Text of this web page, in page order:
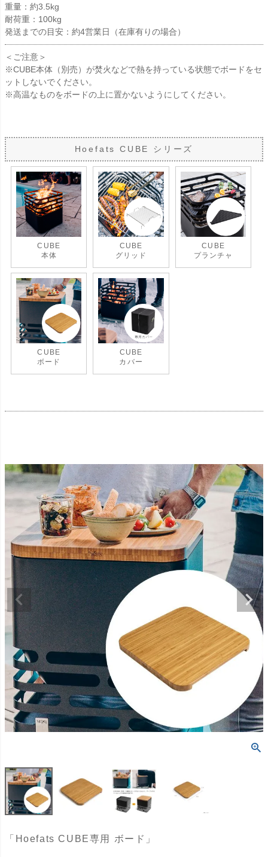
重量：約3.5kg
耐荷重：100kg
発送までの目安：約4営業日（在庫有りの場合）
＜ご注意＞
※CUBE本体（別売）が焚火などで熱を持っている状態でボードをセ
ットしないでください。
※高温なものをボードの上に置かないようにしてください。
Hoefats CUBE シリーズ
CUBE
本体
CUBE
グリッド
CUBE
プランチャ
CUBE
ボード
CUBE
カバー
「Hoefats CUBE専用 ボード」